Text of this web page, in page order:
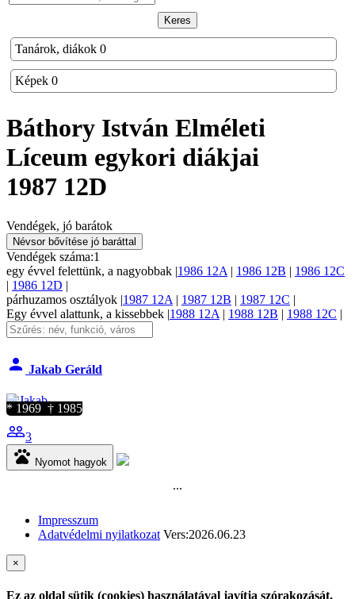
Keres
Tanárok, diákok 0
Képek 0
Báthory István Elméleti
Líceum egykori diákjai
1987 12D
Vendégek, jó barátok
Névsor bővítése jó baráttal
Vendégek száma:1
egy évvel felettünk, a nagyobbak |1986 12A | 1986 12B | 1986 12C
| 1986 12D |
párhuzamos osztályok |1987 12A | 1987 12B | 1987 12C |
Egy évvel alattunk, a kissebbek |1988 12A | 1988 12B | 1988 12C |
person Jakab Geráld
* 1969 † 1985
people_outline3
pets Nyomot hagyok
...
Impresszum
Adatvédelmi nyilatkozat Vers:2026.06.23
×
Ez az oldal sütik (cookies) használatával javítja szórakozását,